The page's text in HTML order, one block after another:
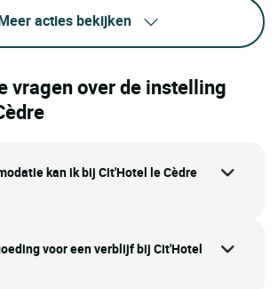
acties bekijken
vragen over de instelling
kan ik bij Cit'Hotel le Cèdre
voor een verblijf bij Cit'Hotel